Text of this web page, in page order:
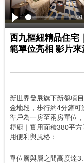
Play
西九樞紐精品住宅
範單位亮相 影片來
新世界發展旗下新盤項
金地段，步行約4分鐘可
準戶為一房至兩房單位
梗廚｜實用面積380平
用便利與風格：
單位層與層之間高度達